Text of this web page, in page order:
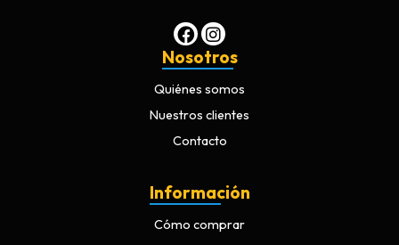
Nosotros
Quiénes somos
Nuestros clientes
Contacto
Información
Cómo comprar